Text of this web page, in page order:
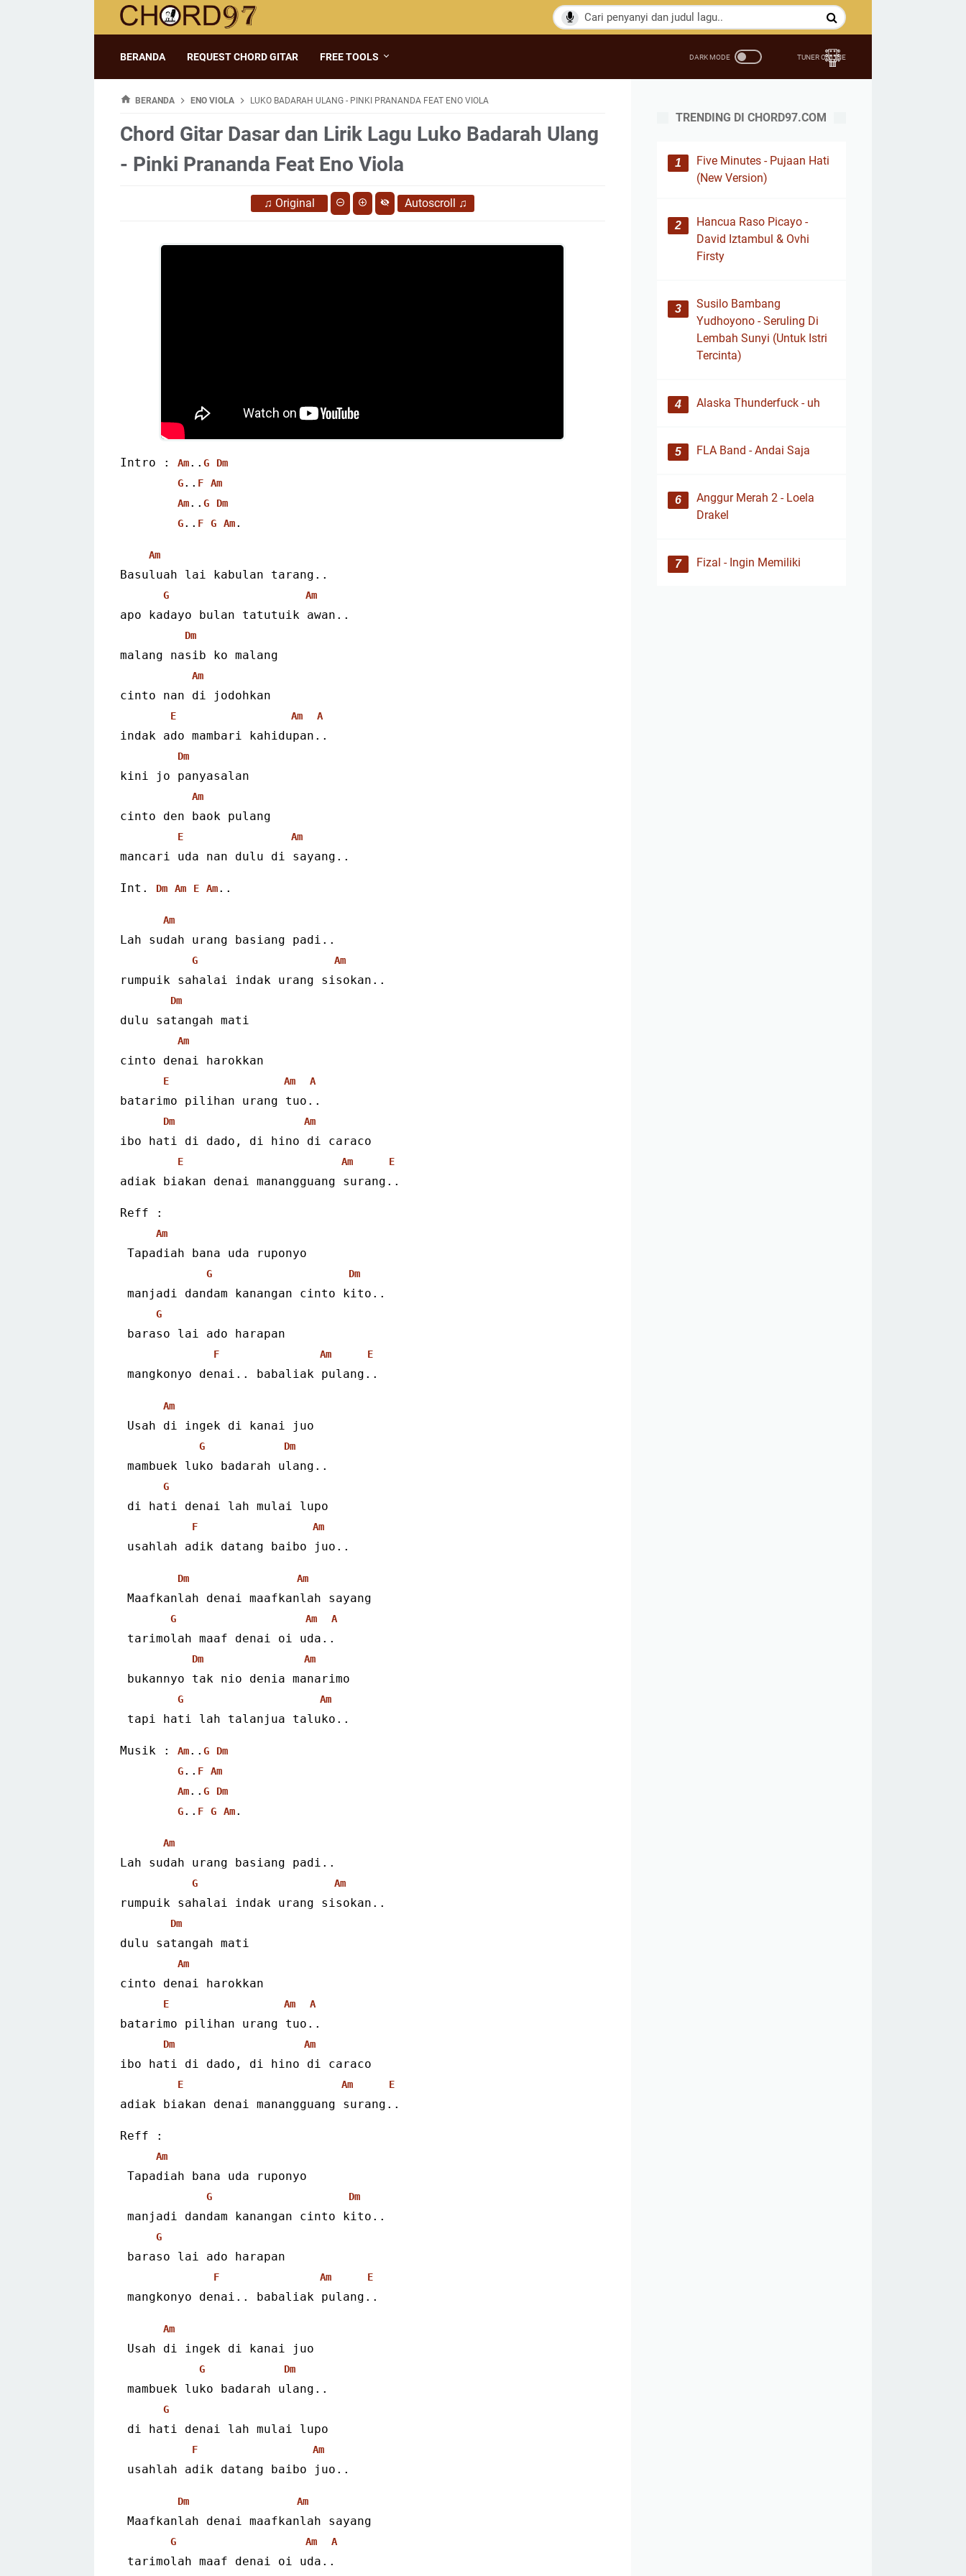
BERANDA REQUEST CHORD GITAR FREE TOOLS
BERANDA ENO VIOLA LUKO BADARAH ULANG - PINKI PRANANDA FEAT ENO VIOLA
Chord Gitar Dasar dan Lirik Lagu Luko Badarah Ulang
- Pinki Prananda Feat Eno Viola
♫ Original Autoscroll ♫
Intro : Am.. G
Dm
G.. F
Am
Am.. G
Dm
G.. F G Am.
Am
Basuluah lai kabulan tarang..
G Am
apo kadayo bulan tatutuik awan..
Dm
malang nasib ko malang
Am
cinto nan di jodohkan
E Am A
indak ado mambari kahidupan..
Dm
kini jo panyasalan
Am
cinto den baok pulang
E Am
mancari uda nan dulu di sayang..
Int. Dm Am E Am..
Am
Lah sudah urang basiang padi..
G Am
rumpuik sahalai indak urang sisokan..
Dm
dulu satangah mati
Am
cinto denai harokkan
E Am A
batarimo pilihan urang tuo..
Dm Am
ibo hati di dado, di hino di caraco
E Am E
adiak biakan denai manangguang surang..
Reff :
Am
Tapadiah bana uda ruponyo
G Dm
manjadi dandam kanangan cinto kito..
G
baraso lai ado harapan
F Am E
mangkonyo denai.. babaliak pulang..
Am
Usah di ingek di kanai juo
G Dm
mambuek luko badarah ulang..
G
di hati denai lah mulai lupo
F Am
usahlah adik datang baibo juo..
Dm Am
Maafkanlah denai maafkanlah sayang
G Am A
tarimolah maaf denai oi uda..
Dm Am
bukannyo tak nio denia manarimo
G Am
tapi hati lah talanjua taluko..
Musik : Am.. G
Dm
G.. F
Am
Am.. G
Dm
G.. F G Am.
Am
Lah sudah urang basiang padi..
G Am
rumpuik sahalai indak urang sisokan..
Dm
dulu satangah mati
Am
cinto denai harokkan
E Am A
batarimo pilihan urang tuo..
Dm Am
ibo hati di dado, di hino di caraco
E Am E
adiak biakan denai manangguang surang..
Reff :
Am
Tapadiah bana uda ruponyo
G Dm
manjadi dandam kanangan cinto kito..
G
baraso lai ado harapan
F Am E
mangkonyo denai.. babaliak pulang..
Am
Usah di ingek di kanai juo
G Dm
mambuek luko badarah ulang..
G
di hati denai lah mulai lupo
F Am
usahlah adik datang baibo juo..
Dm Am
Maafkanlah denai maafkanlah sayang
G Am A
tarimolah maaf denai oi uda..
TRENDING DI CHORD97.COM
Five Minutes - Pujaan Hati
(New Version)
Hancua Raso Picayo -
David Iztambul & Ovhi
Firsty
Susilo Bambang
Yudhoyono - Seruling Di
Lembah Sunyi (Untuk Istri
Tercinta)
Alaska Thunderfuck - uh
FLA Band - Andai Saja
Anggur Merah 2 - Loela
Drakel
Fizal - Ingin Memiliki